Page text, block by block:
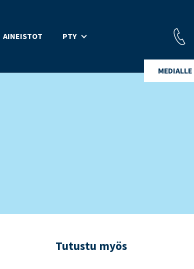
AINEISTOT PTY
MEDIALLE
Tutustu myös